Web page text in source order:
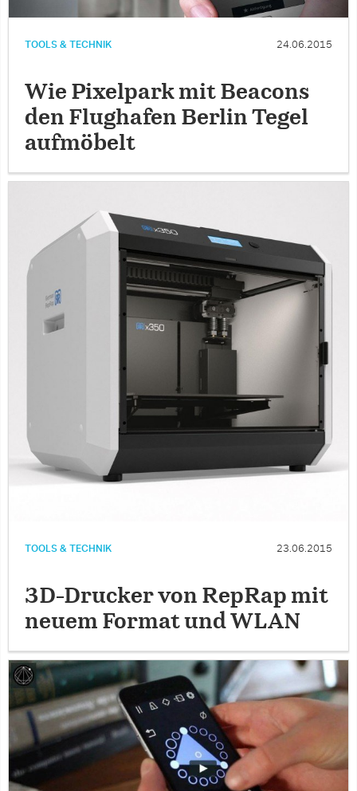
TOOLS & TECHNIK 24.06.2015
Wie Pixelpark mit Beacons
den Flughafen Berlin Tegel
aufmöbelt
TOOLS & TECHNIK 23.06.2015
3D-Drucker von RepRap mit
neuem Format und WLAN